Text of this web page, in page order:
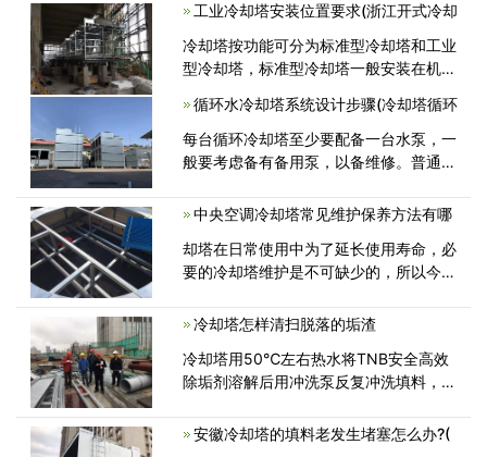
工业冷却塔安装位置要求(浙江开式冷却
冷却塔按功能可分为标准型冷却塔和工业
型冷却塔，标准型冷却塔一般安装在机
装在循环水池上面。根据冷却塔行业标准
规范的要求，并应结合自身环境和现场<
循环水冷却塔系统设计步骤(冷却塔循环
每台循环冷却塔至少要配备一台水泵，一
般要考虑备有备用泵，以备维修。普通空
为压入式(对机组来说)，只有当泵吸出部
<
中央空调冷却塔常见维护保养方法有哪
却塔在日常使用中为了延长使用寿命，必
要的冷却塔维护是不可缺少的，所以今天
认识一下中央空调冷却塔常见保养方法
冷却塔怎样清扫脱落的垢渣
冷却塔用50℃左右热水将TNB安全高效
除垢剂溶解后用冲洗泵反复冲洗填料，直
填料及塔身内外；恢复系统各处，补水即
安徽冷却塔的填料老发生堵塞怎么办?(